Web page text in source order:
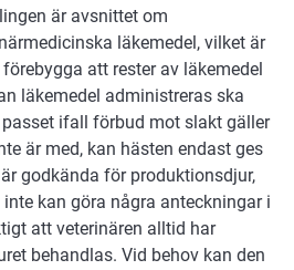
är avsnittet om
läkemedel, vilket är
att rester av läkemedel
läkemedel administreras ska
ifall förbud mot slakt gäller
är med, kan hästen endast ges
godkända för produktionsdjur,
kan göra några anteckningar i
att veterinären alltid har
behandlas. Vid behov kan den